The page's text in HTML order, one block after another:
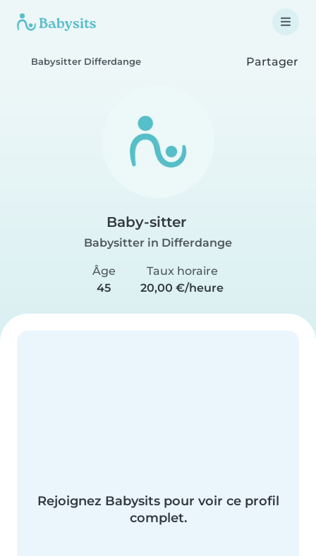
Babysitter Differdange Partager
Baby-sitter
Babysitter in Differdange
Âge
45
Taux horaire
20,00 €/heure
Rejoignez Babysits pour voir ce profil
complet.